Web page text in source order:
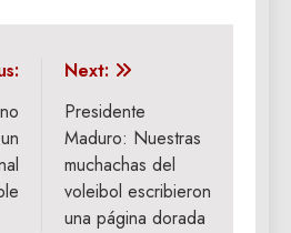
Next:
Presidente
Maduro: Nuestras
muchachas del
voleibol escribieron
una página dorada